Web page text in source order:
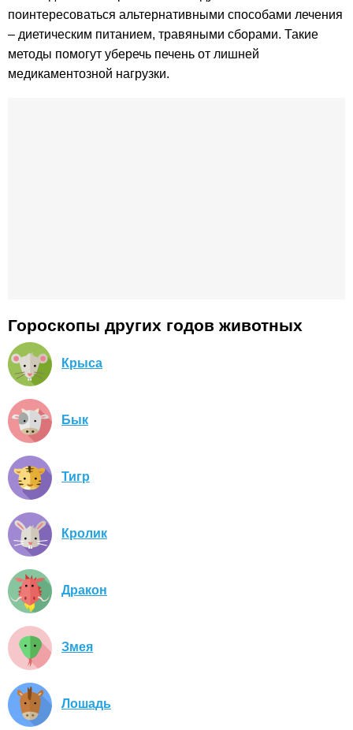
поинтересоваться альтернативными способами лечения
– диетическим питанием, травяными сборами. Такие
методы помогут уберечь печень от лишней
медикаментозной нагрузки.
Гороскопы других годов животных
Крыса
Бык
Тигр
Кролик
Дракон
Змея
Лошадь